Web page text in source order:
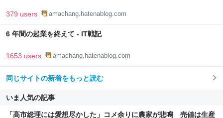
379 users amachang.hatenablog.com
6 年間の起業を終えて - IT戦記
1653 users amachang.hatenablog.com
同じサイトの新着をもっと読む
いま人気の記事
「高市総理には愛想尽かした」コメ余りに農家が悲鳴 売値は生産